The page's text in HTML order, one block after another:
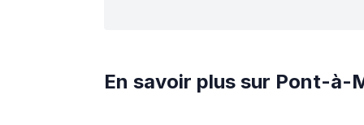
En savoir plus sur Pont-à-